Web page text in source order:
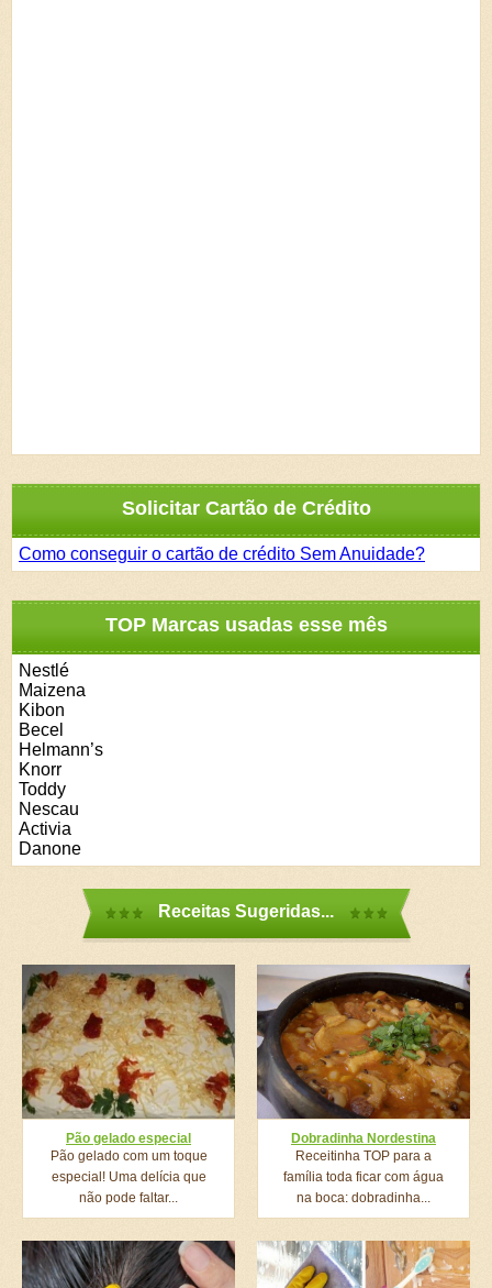
Solicitar Cartão de Crédito
Como conseguir o cartão de crédito Sem Anuidade?
TOP Marcas usadas esse mês
Nestlé
Maizena
Kibon
Becel
Helmann’s
Knorr
Toddy
Nescau
Activia
Danone
Receitas Sugeridas...
Pão gelado especial
Pão gelado com um toque
especial! Uma delícia que
não pode faltar...
Dobradinha Nordestina
Receitinha TOP para a
família toda ficar com água
na boca: dobradinha...